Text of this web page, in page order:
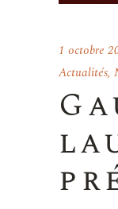
1 octobre
Actualités,